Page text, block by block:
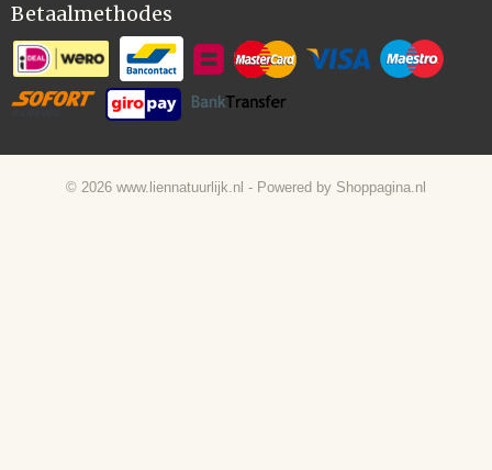
Betaalmethodes
© 2026 www.liennatuurlijk.nl - Powered by Shoppagina.nl